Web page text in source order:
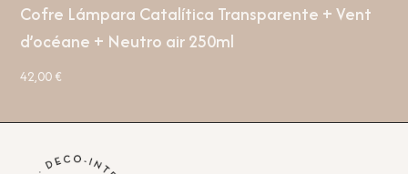
Cofre Lámpara Catalítica Transparente + Vent
d’océane + Neutro air 250ml
42,00€